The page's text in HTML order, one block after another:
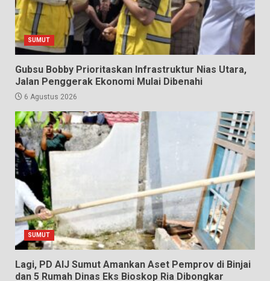
SUMUT
Gubsu Bobby Prioritaskan Infrastruktur Nias Utara,
Jalan Penggerak Ekonomi Mulai Dibenahi
6 Agustus 2026
SUMUT
Lagi, PD AIJ Sumut Amankan Aset Pemprov di Binjai
dan 5 Rumah Dinas Eks Bioskop Ria Dibongkar